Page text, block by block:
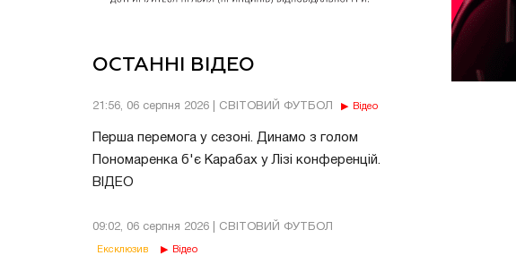
ОСТАННІ ВІДЕО
21:56, 06 серпня 2026 | СВІТОВИЙ ФУТБОЛ Відео
Перша перемога у сезоні. Динамо з голом
Пономаренка б'є Карабах у Лізі конференцій.
ВІДЕО
09:02, 06 серпня 2026 | СВІТОВИЙ ФУТБОЛ
Ексклюзив Відео